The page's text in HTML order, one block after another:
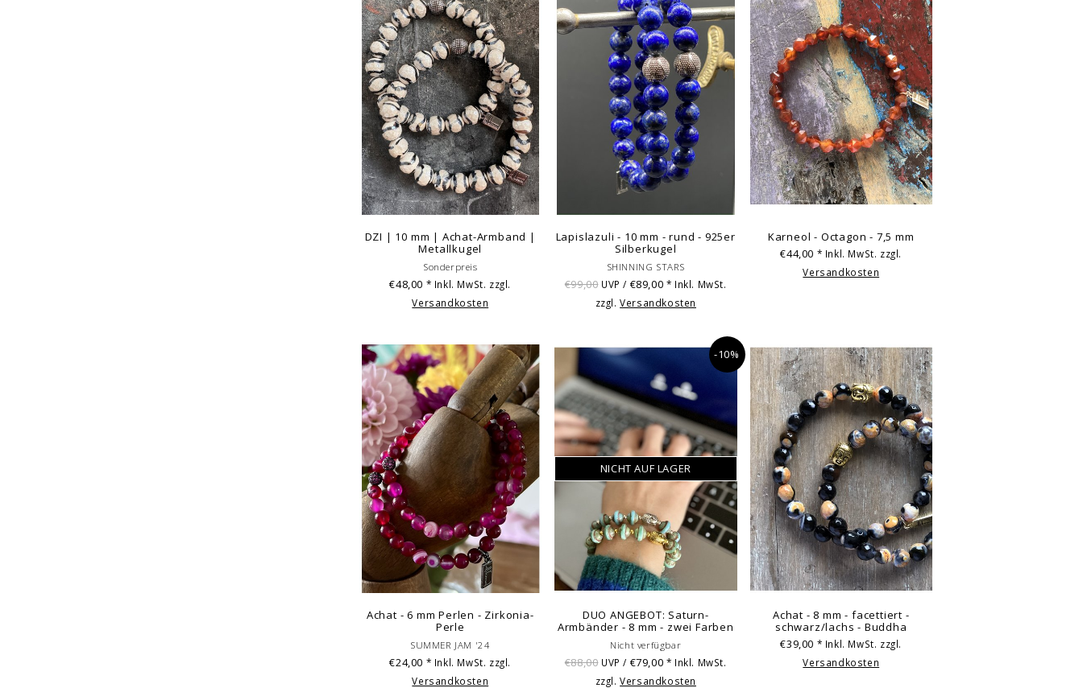
DZI | 10 mm | Achat-Armband |
Metallkugel
Sonderpreis
€48,00 * Inkl. MwSt. zzgl.
Versandkosten
Lapislazuli - 10 mm - rund - 925er
Silberkugel
SHINNING STARS
€99,00 UVP / €89,00 * Inkl. MwSt.
zzgl.Versandkosten
Karneol - Octagon - 7,5 mm
€44,00 * Inkl. MwSt. zzgl.
Versandkosten
Achat - 6 mm Perlen - Zirkonia-
Perle
SUMMER JAM '24
€24,00 * Inkl. MwSt. zzgl.
Versandkosten
NICHT AUF LAGER
-10%
DUO ANGEBOT: Saturn-
Armbänder - 8 mm - zwei Farben
Nicht verfügbar
€88,00 UVP / €79,00 * Inkl. MwSt.
zzgl.Versandkosten
Achat - 8 mm - facettiert -
schwarz/lachs - Buddha
€39,00 * Inkl. MwSt. zzgl.
Versandkosten